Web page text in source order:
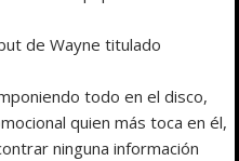
de Wayne titulado
todo en el disco,
quien más toca en él,
ninguna información